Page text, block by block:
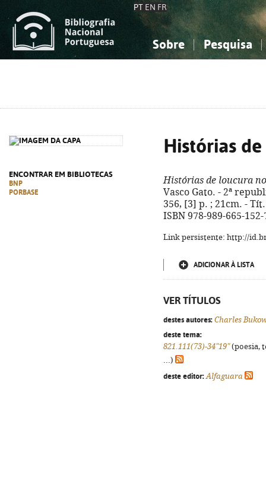
PT EN FR
Sobre Pesquisa
ENCONTRAR EM BIBLIOTECAS
BNP
PORBASE
Histórias
Histórias de loucura
Vasco Gato. - 2ª
356, [3] p. ; 21cm. -
ISBN 978-989-665-152-
Link persistente: http://
ADICIONAR À LISTA
VER TÍTULOS
destes autores: Charles
deste tema:
821.111(73)-34"19"(poesia,
...)
deste editor: Alfaguara